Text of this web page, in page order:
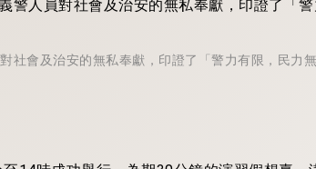
社會及治安的無私奉獻，印證了「警力有限，民力